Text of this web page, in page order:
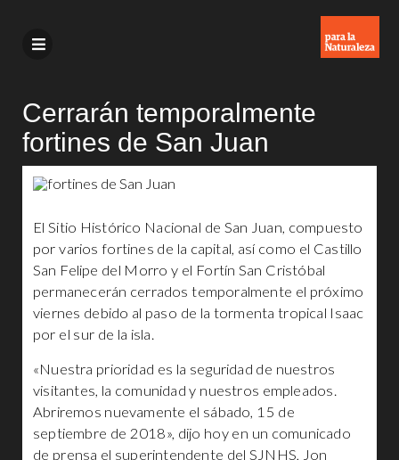
Cerrarán temporalmente
fortines de San Juan
El Sitio Histórico Nacional de San Juan, compuesto
por varios fortines de la capital, así como el Castillo
San Felipe del Morro y el Fortín San Cristóbal
permanecerán cerrados temporalmente el próximo
viernes debido al paso de la tormenta tropical Isaac
por el sur de la isla.
«Nuestra prioridad es la seguridad de nuestros
visitantes, la comunidad y nuestros empleados.
Abriremos nuevamente el sábado, 15 de
septiembre de 2018», dijo hoy en un comunicado
de prensa el superintendente del SJNHS, Jon